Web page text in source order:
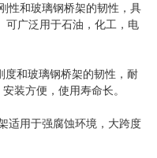
性和玻璃钢桥架的韧性，具
可广泛用于石油，化工，电
和玻璃钢桥架的韧性，耐
装方便，使用寿命长。
用于强腐蚀环境，大跨度